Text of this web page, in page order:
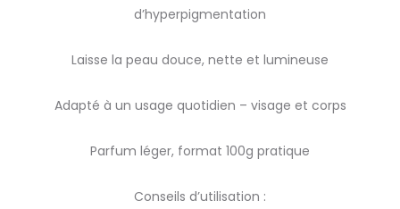
d’hyperpigmentation
Laisse la peau douce, nette et lumineuse
Adapté à un usage quotidien – visage et corps
Parfum léger, format 100g pratique
Conseils d’utilisation :